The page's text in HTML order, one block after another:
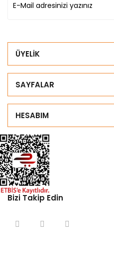
ÜYELİK
SAYFALAR
HESABIM
Bizi Takip Edin